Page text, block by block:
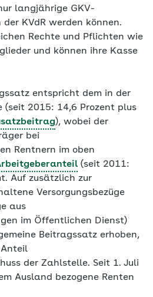
langjährige GKV-
KVdR werden können.
Rechte und Pflichten wie
und können ihre Kasse
entspricht dem in der
(seit 2015: 14,6 Prozent plus
), wobei der
bei
Rentnern im oben
(seit 2011:
Auf zusätzlich zur
Versorgungsbezüge
aus
im Öffentlichen Dienst)
Beitragssatz erhoben,
der Zahlstelle. Seit 1. Juli
Ausland bezogene Renten